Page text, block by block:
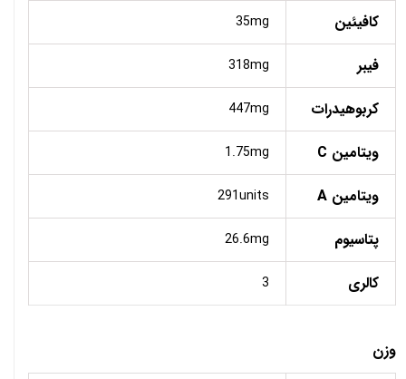
کافیئین 35mg
فیبر 318mg
کربوهیدرات 447mg
ویتامین C 1.75mg
ویتامین A 291units
پتاسیوم 26.6mg
کالری 3
وزن